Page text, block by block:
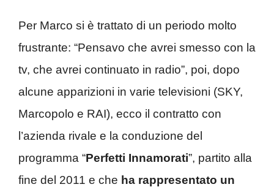
Per Marco si è trattato di un periodo molto
frustrante: “Pensavo che avrei smesso con la
tv, che avrei continuato in radio”, poi, dopo
alcune apparizioni in varie televisioni (SKY,
Marcopolo e RAI), ecco il contratto con
l’azienda rivale e la conduzione del
programma “Perfetti Innamorati”, partito alla
fine del 2011 e che ha rappresentato un